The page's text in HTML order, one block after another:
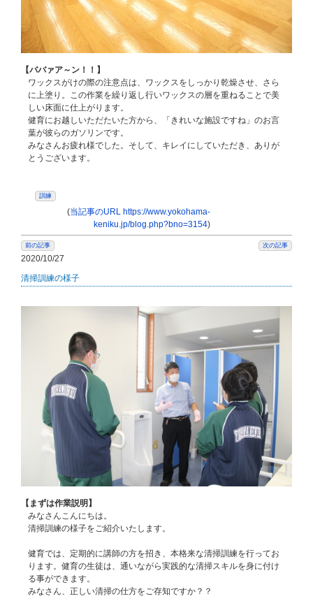
【ババァア～ン！！】
ワックスがけの際の注意点は、ワックスをしっかり乾燥させ、さら
に上塗り。この作業を繰り返し行いワックスの層を重ねることで美
しい床面に仕上がります。
健育にお越しいただたいた方から、「きれいな施設ですね」のお言
葉が彼らのガソリンです。
みなさんお疲れ様でした。そして、キレイにしていただき、ありが
とうございます。
訓練
(当記事のURL https://www.yokohama-
keniku.jp/blog.php?bno=3154)
前の記事 次の記事
2020/10/27
清掃訓練の様子
【まずは作業説明】
みなさんこんにちは。
清掃訓練の様子をご紹介いたします。
健育では、定期的に講師の方を招き、本格来な清掃訓練を行ってお
ります。健育の生徒は、通いながら実践的な清掃スキルを身に付け
る事ができます。
みなさん、正しい清掃の仕方をご存知ですか？？